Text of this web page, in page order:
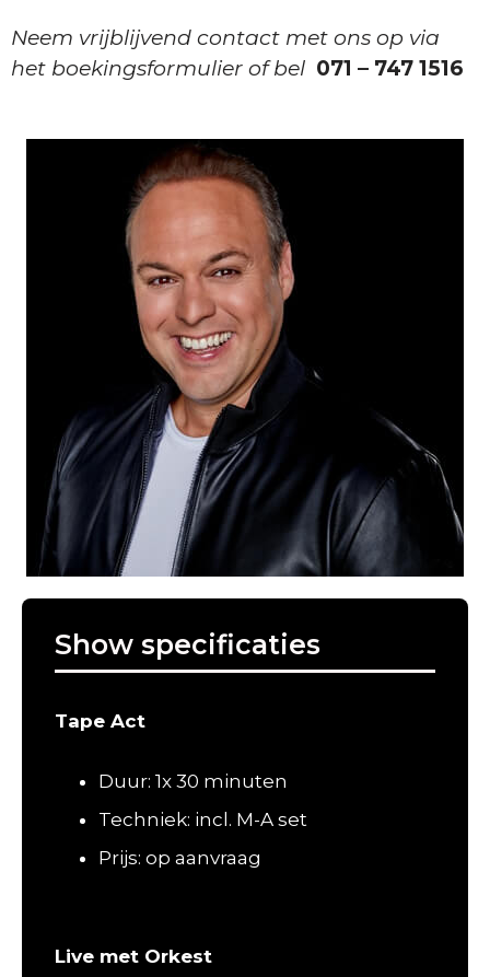
Neem vrijblijvend contact met ons op via
het boekingsformulier of bel 071 – 747 1516
Show specificaties
Tape Act
Duur: 1x 30 minuten
Techniek: incl. M-A set
Prijs: op aanvraag
Live met Orkest